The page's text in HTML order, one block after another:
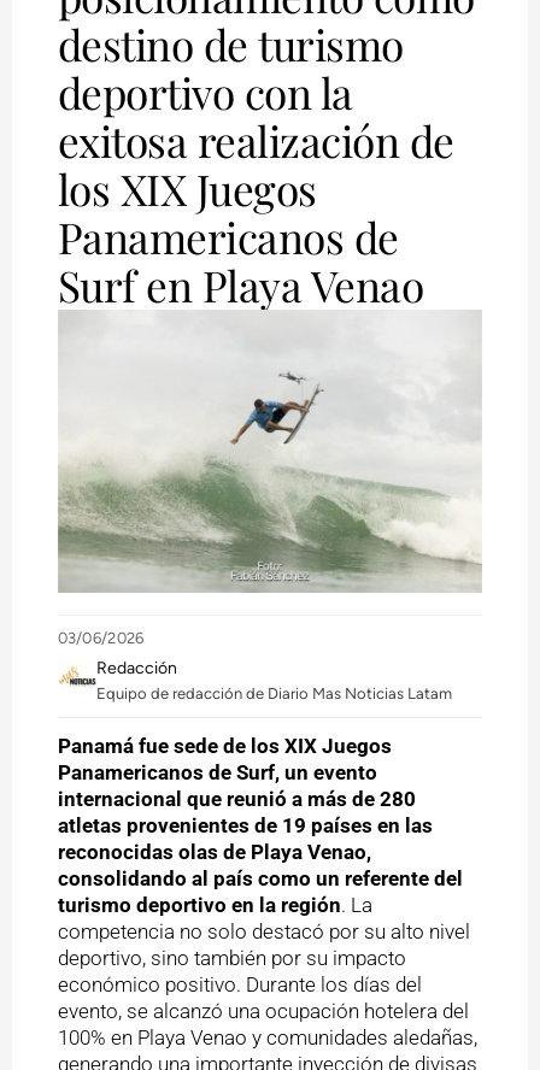
destino de turismo
deportivo con la
exitosa realización de
los XIX Juegos
Panamericanos de
Surf en Playa Venao
03/06/2026
Redacción
Equipo de redacción de Diario Mas Noticias Latam
Panamá fue sede de los XIX Juegos
Panamericanos de Surf, un evento
internacional que reunió a más de 280
atletas provenientes de 19 países en las
reconocidas olas de Playa Venao,
consolidando al país como un referente del
turismo deportivo en la región. La
competencia no solo destacó por su alto nivel
deportivo, sino también por su impacto
económico positivo. Durante los días del
evento, se alcanzó una ocupación hotelera del
100% en Playa Venao y comunidades aledañas,
generando una importante inyección de divisas